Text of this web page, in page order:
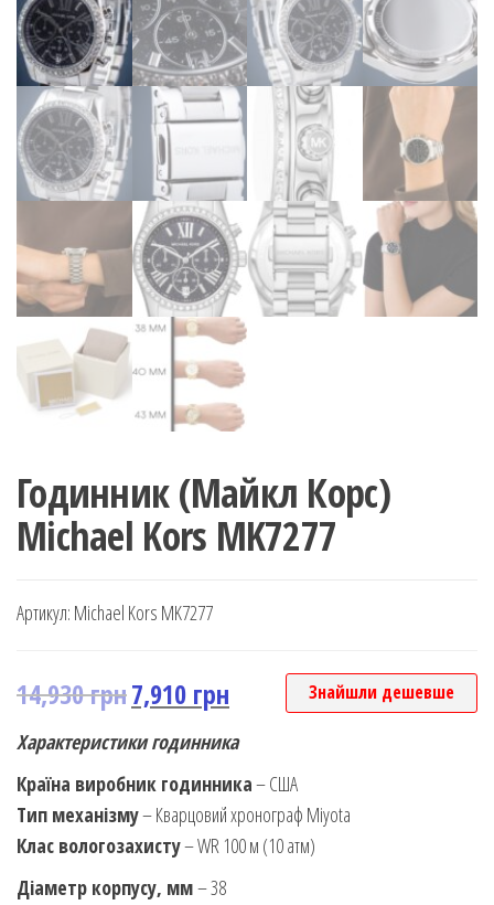
Годинник (Майкл Корс)
Michael Kors MK7277
Артикул: Michael Kors MK7277
14,930грн7,910 грн Знайшли дешевше
Характеристики годинника
Країна виробник годинника– США
Тип механізму– Кварцовий хронограф Miyota
Клас вологозахисту– WR 100 м (10 атм)
Діаметр корпусу, мм– 38